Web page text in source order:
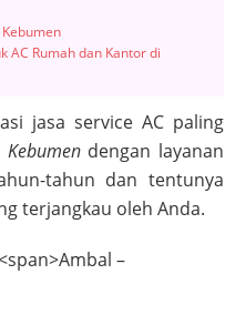
AC Rumah dan Kantor di
jasa service AC paling
dengan layanan
tahun dan tentunya
terjangkau oleh Anda.